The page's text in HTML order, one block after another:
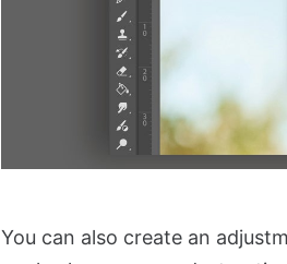
You can also create an